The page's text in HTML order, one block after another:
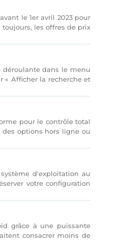
le 1er avril 2023 pour
les offres de prix
dans le menu
« Afficher la recherche et
pour le contrôle total
des options hors ligne ou
d'exploitation au
votre configuration
grâce à une puissante
consacrer moins de